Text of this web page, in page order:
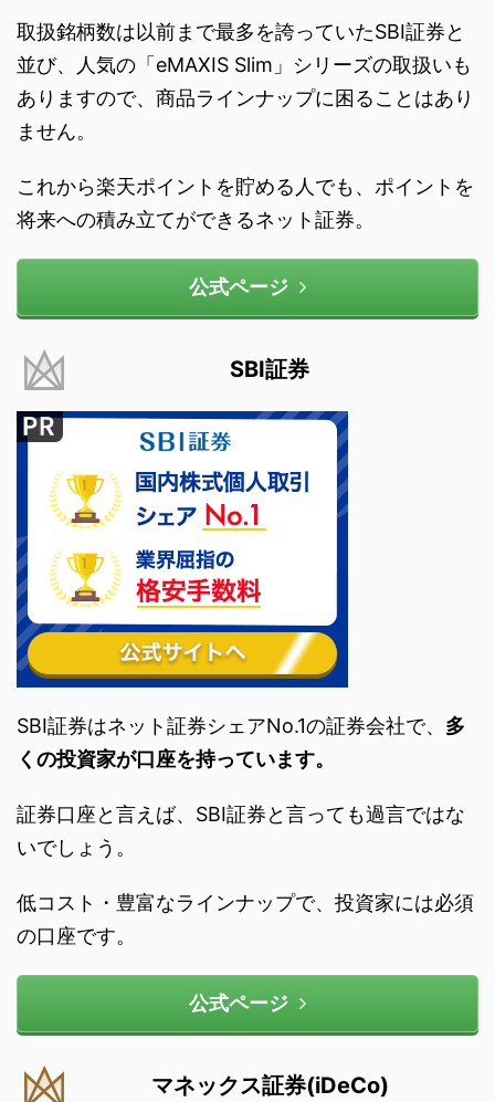
取扱銘柄数は以前まで最多を誇っていたSBI証券と
並び、人気の「eMAXIS Slim」シリーズの取扱いも
ありますので、商品ラインナップに困ることはあり
ません。
これから楽天ポイントを貯める人でも、ポイントを
将来への積み立てができるネット証券。
公式ページ
SBI証券
SBI証券はネット証券シェアNo.1の証券会社で、 多
くの投資家が口座を持っています。
証券口座と言えば、SBI証券と言っても過言ではな
いでしょう。
低コスト・豊富なラインナップで、投資家には必須
の口座です。
公式ページ
マネックス証券(iDeCo)